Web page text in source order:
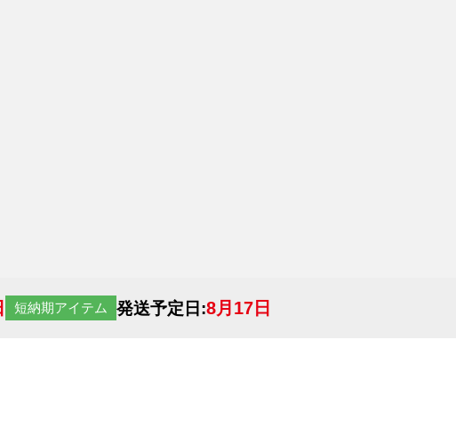
短納期アイテム 発送予定日:8月17日